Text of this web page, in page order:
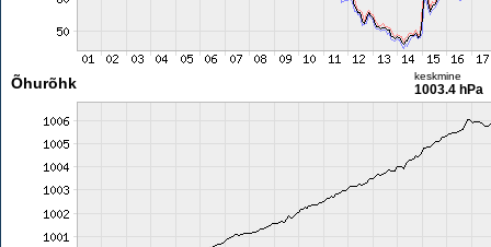
Õhurõhk keskmine
1003.4 hPa